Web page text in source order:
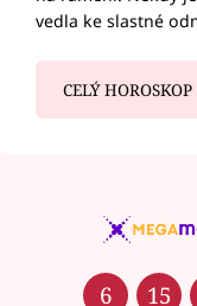
vedla ke slastné
CELÝ
6 15